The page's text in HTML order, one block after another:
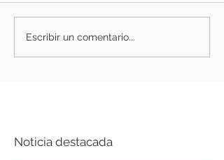
Escribir un comentario...
Noticia destacada